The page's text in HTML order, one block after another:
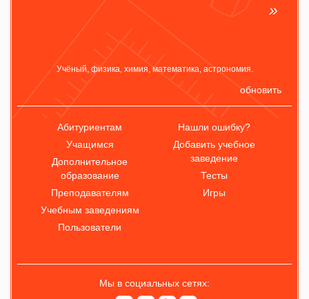
Учёный, физика, химия, математика, астрономия.
обновить
Абитуриентам
Учащимся
Дополнительное
образование
Преподавателям
Учебным заведениям
Пользователи
Нашли ошибку?
Добавить учебное
заведение
Тесты
Игры
Мы в социальных сетях: